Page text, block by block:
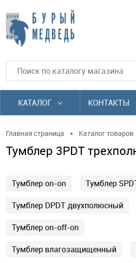
КАТАЛОГ КОНТАКТЫ
Главная страница • Каталог товаров
Тумблер 3PDT
Тумблер on-on Тумблер
Тумблер DPDT двухполюсный
Тумблер on-off-on
Тумблер влагозащищенный